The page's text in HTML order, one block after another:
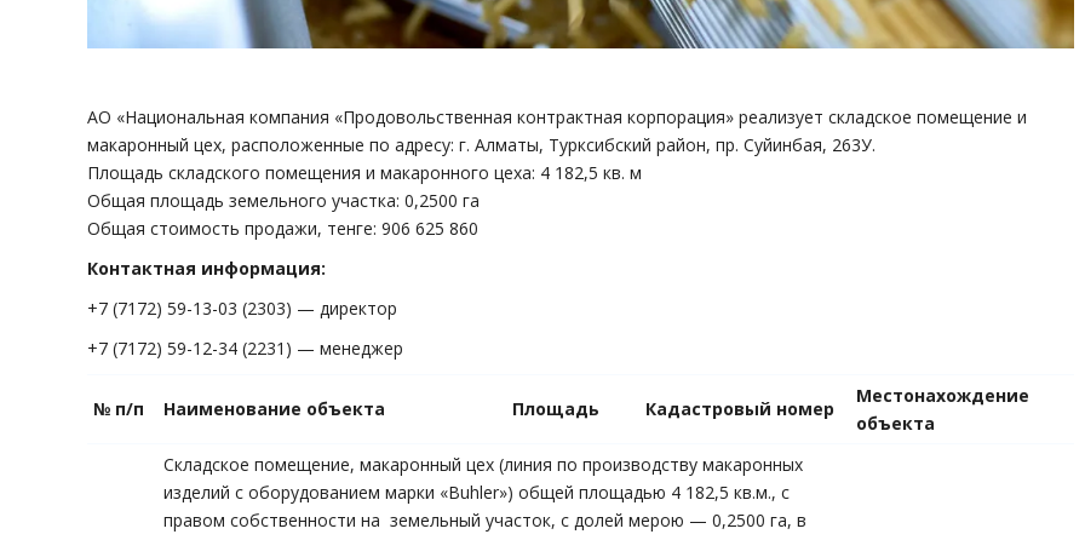
АО «Национальная компания «Продовольственная контрактная корпорация» реализует складское помещение и
макаронный цех, расположенные по адресу: г. Алматы, Турксибский район, пр. Суйинбая, 263У.
Площадь складского помещения и макаронного цеха: 4 182,5 кв. м
Общая площадь земельного участка: 0,2500 га
Общая стоимость продажи, тенге: 906 625 860
Контактная информация:
+7 (7172) 59-13-03 (2303) — директор
+7 (7172) 59-12-34 (2231) — менеджер
№ п/п Наименование объекта Площадь Кадастровый номер
Местонахождение
объекта
Складское помещение, макаронный цех (линия по производству макаронных
изделий с оборудованием марки «Buhler») общей площадью 4 182,5 кв.м., с
правом собственности на земельный участок, с долей мерою — 0,2500 га, в